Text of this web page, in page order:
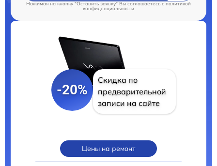
Нажимая на кнопку "Оставить заявку" Вы соглашаетесь cполитикой
конфиденциальности
-20%
Скидка по
предварительной
записи на сайте
Цены на ремонт